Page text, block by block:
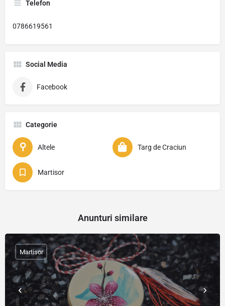
Telefon
0786619561
Social Media
Facebook
Categorie
Altele Targ de Craciun
Martisor
Anunturi similare
Martisor